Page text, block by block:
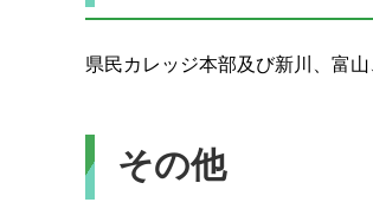
県民カレッジ本部及び新川、富
その他